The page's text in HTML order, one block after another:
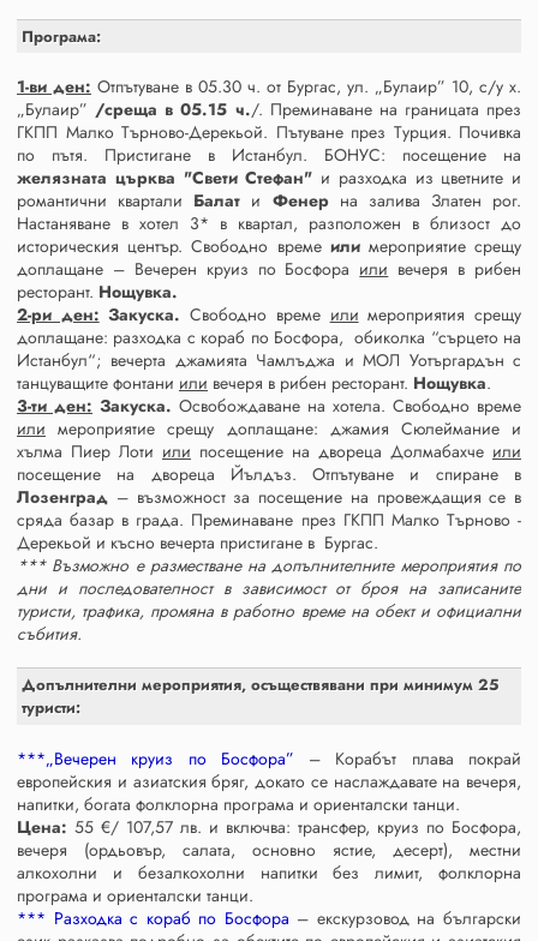
Програма:
1-ви ден: Отпътуване в 05.30 ч. от Бургас, ул. „Булаир” 10, с/у х.
„Булаир” /среща в 05.15 ч./. Преминаване на границата през
ГКПП Малко Търново-Дерекьой. Пътуване през Турция. Почивка
по пътя. Пристигане в Истанбул. БОНУС: посещение на
желязната църква "Свети Стефан" и разходка из цветните и
романтични квартали Балат и Фенерна залива Златен рог.
Настаняване в хотел 3* в квартал, разположен в близост до
историческия център. Свободно време илимероприятие срещу
доплащане – Вечерен круиз по Босфора или вечеря в рибен
ресторант. Нощувка.
2-ри ден: Закуска. Свободно време или мероприятия срещу
доплащане: разходка с кораб по Босфора, обиколка “сърцето на
Истанбул“; вечерта джамията Чамлъджа и МОЛ Уотъргардън с
танцуващите фонтани или вечеря в рибен ресторант. Нощувка.
3-ти ден: Закуска. Освобождаване на хотела. Свободно време
или мероприятие срещу доплащане: джамия Сюлеймание и
хълма Пиер Лоти или посещение на двореца Долмабахче или
посещение на двореца Йълдъз. Отпътуване и спиране в
Лозенград – възможност за посещение на провеждащия се в
сряда базар в града. Преминаване през ГКПП Малко Търново -
Дерекьой и късно вечерта пристигане в Бургас.
*** Възможно е разместване на допълнителните мероприятия по
дни и последователност в зависимост от броя на записаните
туристи, трафика, промяна в работно време на обект и официални
събития.
Допълнителни мероприятия, осъществявани при минимум 25
туристи:
***„Вечерен круиз по Босфора” – Корабът плава покрай
европейския и азиатския бряг, докато се наслаждавате на вечеря,
напитки, богата фолклорна програма и ориенталски танци.
Цена: 55 €/ 107,57 лв. и включва: трансфер, круиз по Босфора,
вечеря (ордьовър, салата, основно ястие, десерт), местни
алкохолни и безалкохолни напитки без лимит, фолклорна
програма и ориенталски танци.
*** Разходка с кораб по Босфора – екскурзовод на български